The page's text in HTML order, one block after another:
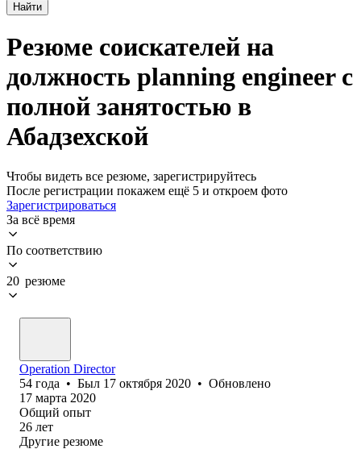
Найти
Резюме соискателей на
должность planning engineer с
полной занятостью в
Абадзехской
Чтобы видеть все резюме, зарегистрируйтесь
После регистрации покажем ещё 5 и откроем фото
Зарегистрироваться
За всё время
По соответствию
20 резюме
Operation Director
54 года • Был 17 октября 2020 • Обновлено
17 марта 2020
Общий опыт
26 лет
Другие резюме